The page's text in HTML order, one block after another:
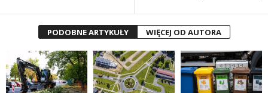
PODOBNE ARTYKUŁY WIĘCEJ OD AUTORA